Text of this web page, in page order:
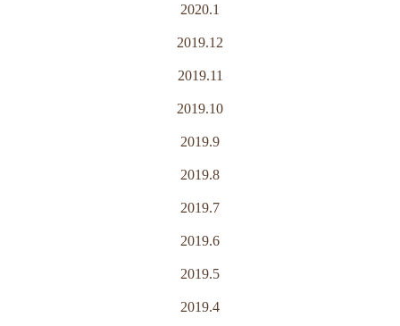
2020.1
2019.12
2019.11
2019.10
2019.9
2019.8
2019.7
2019.6
2019.5
2019.4